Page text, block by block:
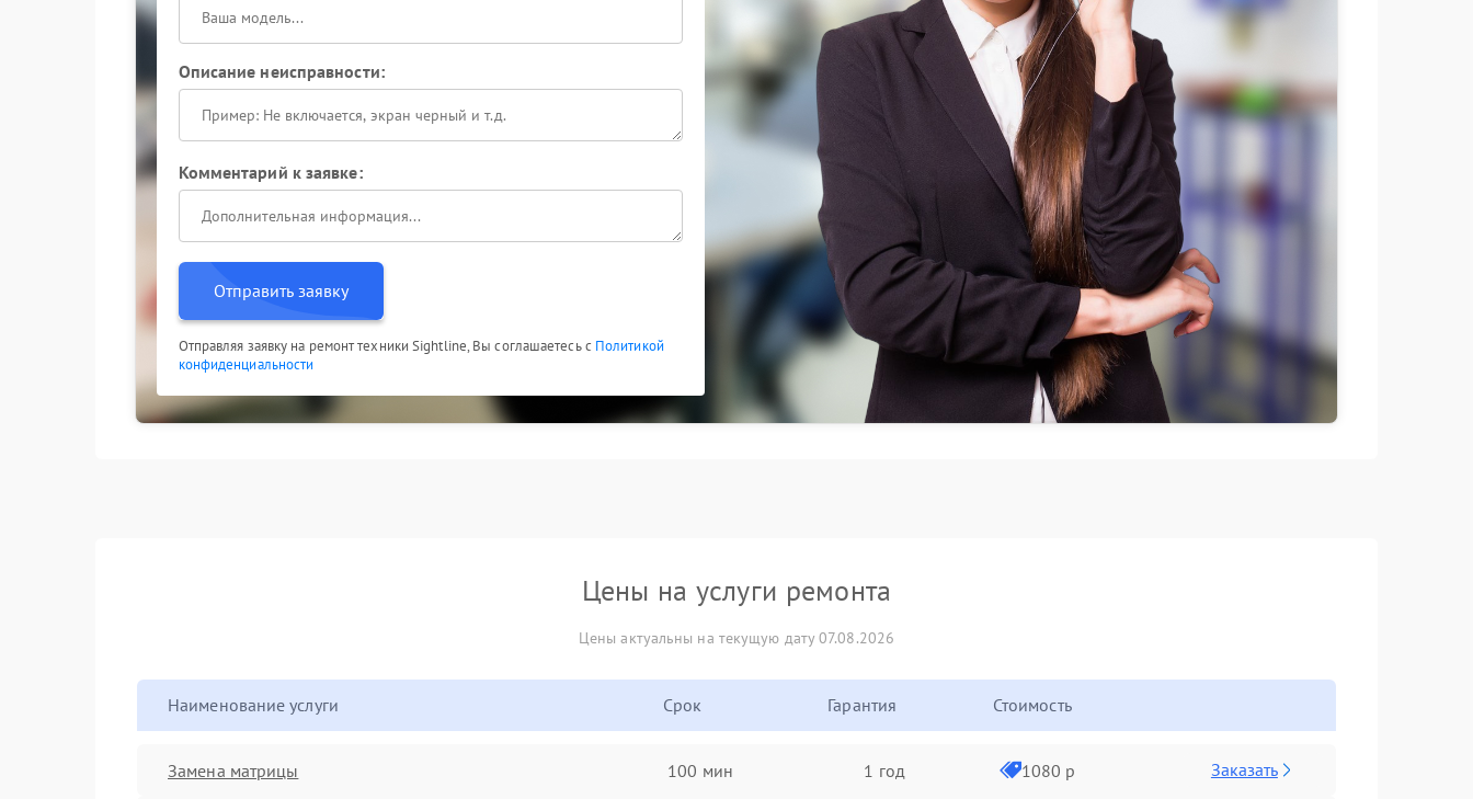
Описание неисправности:
Комментарий к заявке:
Отправить заявку
Отправляя заявку на ремонт техники Sightline, Вы соглашаетесь с Политикой
конфиденциальности
Цены на услуги ремонта
Цены актуальны на текущую дату 07.08.2026
Наименование услуги Срок Гарантия Стоимость
Замена матрицы 100 мин 1 год 1080 р Заказать